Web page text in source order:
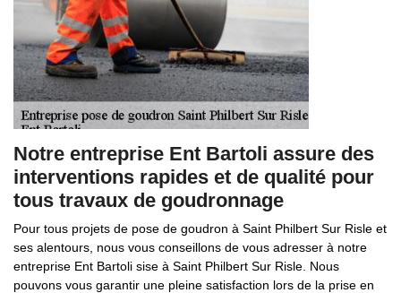
Notre entreprise Ent Bartoli assure des
interventions rapides et de qualité pour
tous travaux de goudronnage
Pour tous projets de pose de goudron à Saint Philbert Sur Risle et
ses alentours, nous vous conseillons de vous adresser à notre
entreprise Ent Bartoli sise à Saint Philbert Sur Risle. Nous
pouvons vous garantir une pleine satisfaction lors de la prise en